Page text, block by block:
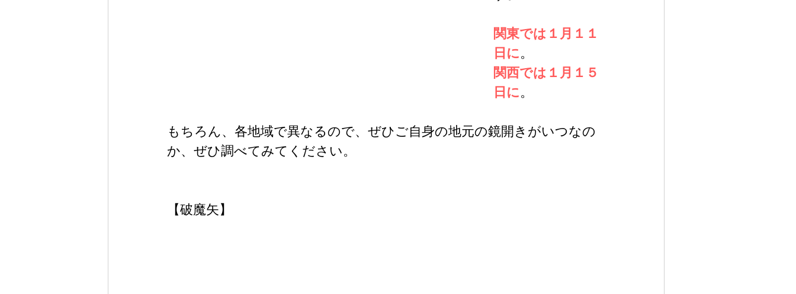
関東では１月１１
日に。
関西では１月１５
日に。
もちろん、各地域で異なるので、ぜひご自身の地元の鏡開きがいつなの
か、ぜひ調べてみてください。
【破魔矢】